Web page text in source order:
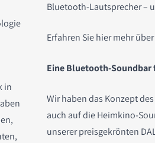
in
Bluetooth-Lautsprecher –
Erfahren Sie hier mehr über
Eine Bluetooth-
Wir haben das Konzept
auch auf die Heimkino-
unserer preisgekrönten